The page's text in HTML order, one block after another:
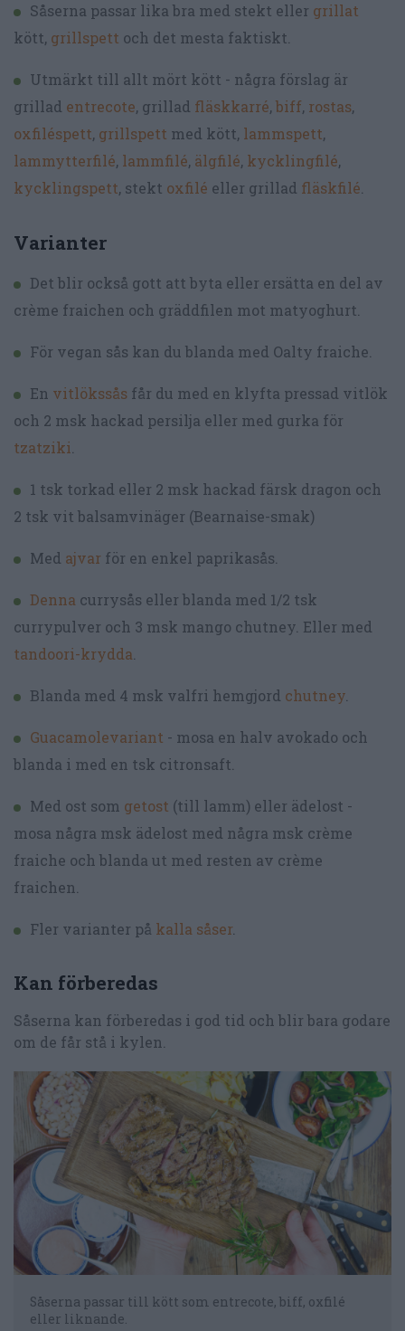
Såserna passar lika bra med stekt eller grillat
kött, grillspett och det mesta faktiskt.
Utmärkt till allt mört kött - några förslag är
grillad entrecote, grillad fläskkarré, biff, rostas,
oxfiléspett, grillspett med kött, lammspett,
lammytterfilé, lammfilé, älgfilé, kycklingfilé,
kycklingspett, stekt oxfilé eller grillad fläskfilé.
Varianter
Det blir också gott att byta eller ersätta en del av
crème fraichen och gräddfilen mot matyoghurt.
För vegan sås kan du blanda med Oalty fraiche.
En vitlökssås får du med en klyfta pressad vitlök
och 2 msk hackad persilja eller med gurka för
tzatziki
1 tsk torkad eller 2 msk hackad färsk dragon och
2 tsk vit balsamvinäger (Bearnaise-smak)
Med ajvar för en enkel paprikasås.
Denna currysås eller blanda med 1/2 tsk
currypulver och 3 msk mango chutney. Eller med
tandoori-krydda
Blanda med 4 msk valfri hemgjord chutney
Guacamolevariant - mosa en halv avokado och
blanda i med en tsk citronsaft.
Med ost som getost (till lamm) eller ädelost -
mosa några msk ädelost med några msk crème
fraiche och blanda ut med resten av crème
fraichen.
Fler varianter på kalla såser.
Kan förberedas
Såserna kan förberedas i god tid och blir bara godare
om de får stå i kylen.
Såserna passar till kött som entrecote, biff, oxfilé
eller liknande.